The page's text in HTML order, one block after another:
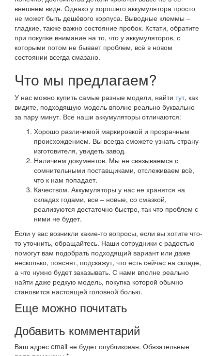
внешнем виде. Однако у хорошего аккумулятора просто
не может быть дешёвого корпуса. Выводные клеммы –
гладкие, также важно состояние пробок. Кстати, обратите
при покупке внимание на то, что у аккумуляторов, с
которыми потом не бывает проблем, всё в новом
состоянии всегда смазано.
Что мы предлагаем?
У нас можно купить самые разные модели, найти тут, как
видите, подходящую модель вполне реально буквально
за пару минут. Все наши аккумуляторы отличаются:
Хорошо различимой маркировкой и прозрачным
происхождением. Вы всегда сможете узнать страну-
изготовителя, увидеть завод.
Наличием документов. Мы не связываемся с
сомнительными поставщиками, отслеживаем всё,
что к нам попадает.
Качеством. Аккумуляторы у нас не хранятся на
складах годами, все – новые, со смазкой,
реализуются достаточно быстро, так что проблем с
ними не будет.
Если у вас возникли какие-то вопросы, если вы хотите что-
то уточнить, обращайтесь. Наши сотрудники с радостью
помогут вам подобрать подходящий вариант или даже
несколько, пояснят, подскажут, что есть сейчас на складе,
а что нужно будет заказывать. С нами вполне реально
найти даже редкую модель, покупка которой обычно
становится настоящей головной болью.
Еще можно почитать
Добавить комментарий
Ваш адрес email не будет опубликован. Обязательные